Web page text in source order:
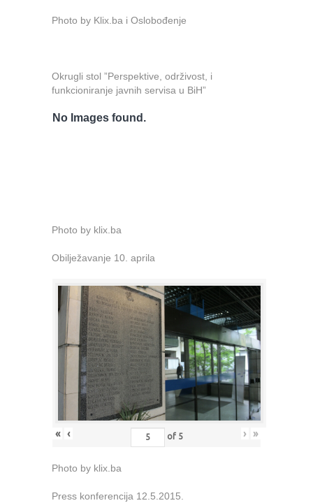
Photo by Klix.ba i Oslobođenje
Okrugli stol ”Perspektive, održivost, i
funkcioniranje javnih servisa u BiH”
No Images found.
Photo by klix.ba
Obilježavanje 10. aprila
« ‹ of 5 › »
Photo by klix.ba
Press konferencija 12.5.2015.